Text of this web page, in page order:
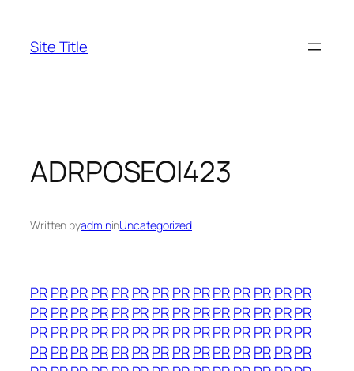
content
Site Title
ADRPOSEOI423
Written byadmininUncategorized
PRPRPRPRPR PRPRPRPRPRPRPR PRPR
PRPRPRPRPR PRPRPRPRPRPRPR PRPR
PRPRPRPRPR PRPRPRPRPRPRPR PRPR
PRPRPRPRPR PRPRPRPRPRPRPR PRPR